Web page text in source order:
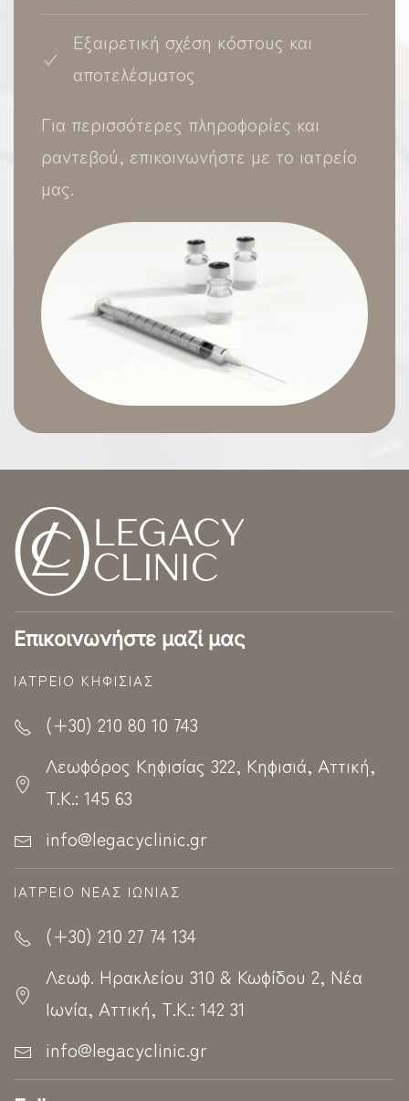
Εξαιρετική σχέση κόστους και
αποτελέσματος
Για περισσότερες πληροφορίες και
ραντεβού, επικοινωνήστε με το ιατρείο
μας.
Επικοινωνήστε μαζί μας
ΙΑΤΡΕΊΟ ΚΗΦΙΣΊΑΣ
(+30) 210 80 10 743
Λεωφόρος Κηφισίας 322, Κηφισιά, Αττική,
Τ.Κ.: 145 63
info@legacyclinic.gr
ΙΑΤΡΕΊΟ ΝΈΑΣ ΙΩΝΊΑΣ
(+30) 210 27 74 134
Λεωφ. Ηρακλείου 310 & Κωφίδου 2, Νέα
Ιωνία, Αττική, Τ.Κ.: 142 31
info@legacyclinic.gr